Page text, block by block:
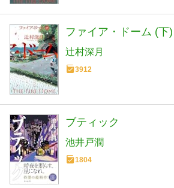
ファイア・ドーム (下)
辻村深月
3912
ブティック
池井戸潤
1804